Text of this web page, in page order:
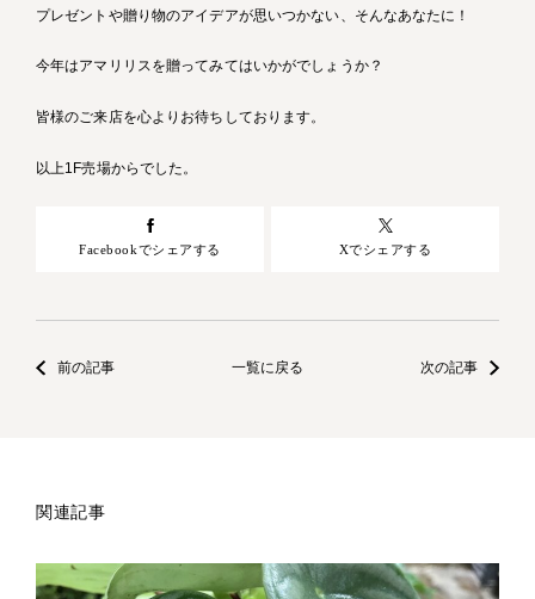
プレゼントや贈り物のアイデアが思いつかない、そんなあなたに！
今年はアマリリスを贈ってみてはいかがでしょうか？
皆様のご来店を心よりお待ちしております。
以上1F売場からでした。
Facebookでシェアする Xでシェアする
前の記事 一覧に戻る 次の記事
関連記事